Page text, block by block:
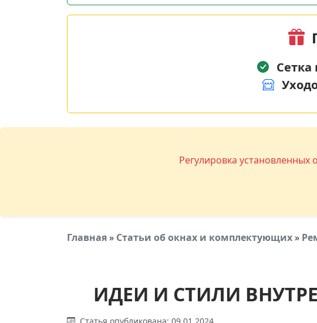
Сетка
Регулировка установленных
Главная» Статьи об окнах и комплектующих»
ИДЕИ И СТИЛИ